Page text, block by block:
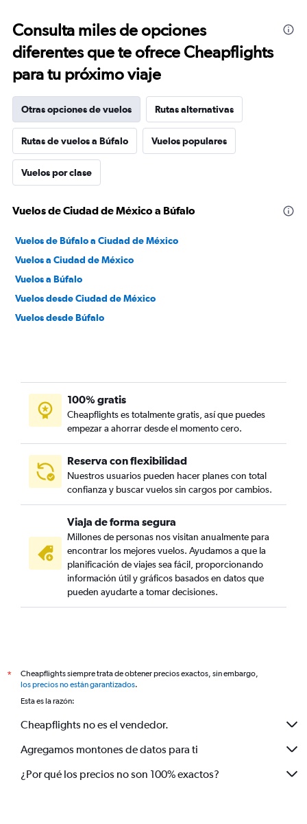
Consulta miles de opciones
diferentes que te ofrece Cheapflights
para tu próximo viaje
Otras opciones de vuelos Rutas alternativas
Rutas de vuelos a Búfalo Vuelos populares
Vuelos por clase
Vuelos de Ciudad de México a Búfalo
Vuelos de Búfalo a Ciudad de México
Vuelos a Ciudad de México
Vuelos a Búfalo
Vuelos desde Ciudad de México
Vuelos desde Búfalo
100% gratis
Cheapflights es totalmente gratis, así que puedes
empezar a ahorrar desde el momento cero.
Reserva con flexibilidad
Nuestros usuarios pueden hacer planes con total
confianza y buscar vuelos sin cargos por cambios.
Viaja de forma segura
Millones de personas nos visitan anualmente para
encontrar los mejores vuelos. Ayudamos a que la
planificación de viajes sea fácil, proporcionando
información útil y gráficos basados en datos que
pueden ayudarte a tomar decisiones.
*
Cheapflights siempre trata de obtener precios exactos, sin embargo,
los precios no están garantizados.
Esta es la razón:
Cheapflights no es el vendedor.
Agregamos montones de datos para ti
¿Por qué los precios no son 100% exactos?